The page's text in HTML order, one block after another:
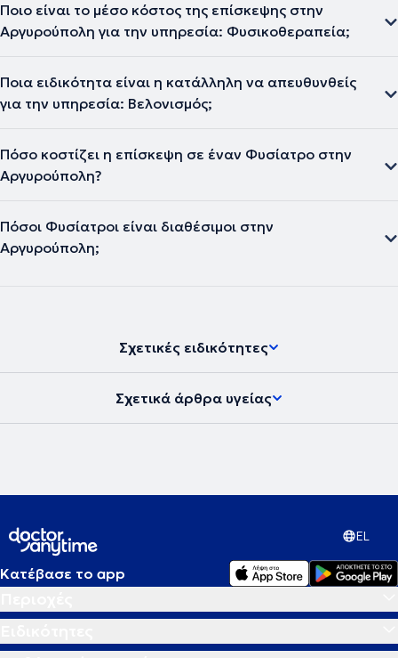
Ποιο είναι το μέσο κόστος της επίσκεψης στην
Αργυρούπολη για την υπηρεσία: Φυσικοθεραπεία;
Ποια ειδικότητα είναι η κατάλληλη να απευθυνθείς
για την υπηρεσία: Βελονισμός;
Πόσο κοστίζει η επίσκεψη σε έναν Φυσίατρο στην
Αργυρούπολη?
Πόσοι Φυσίατροι είναι διαθέσιμοι στην
Αργυρούπολη;
Σχετικές ειδικότητες
Σχετικά άρθρα υγείας
EL
Κατέβασε το app